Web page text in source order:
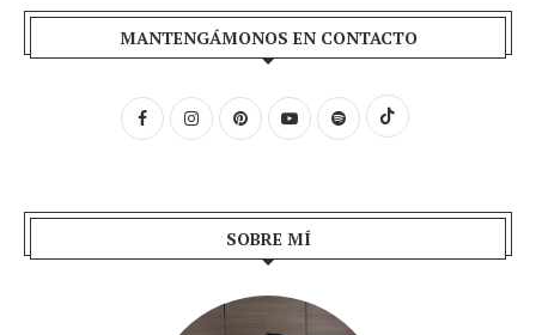
MANTENGÁMONOS EN CONTACTO
SOBRE MÍ